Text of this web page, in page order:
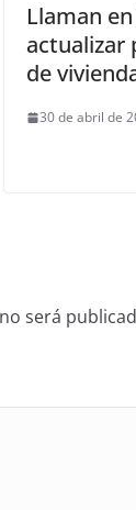
Llaman
actualizar
de
30 de abril de
será